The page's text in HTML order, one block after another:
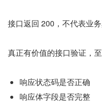
接口返回 200，不代表业务
真正有价值的接口验证，至
响应状态码是否正确
响应体字段是否完整